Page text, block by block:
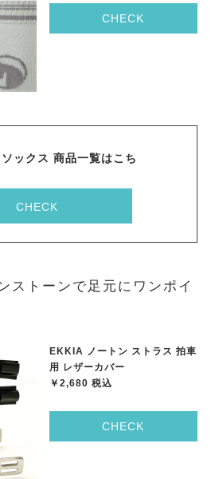
CHECK
ックス 商品一覧はこち
CHECK
ストーンで足元にワンポイ
EKKIA ノートン ストラス 拍車
用 レザーカバー
￥2,680 税込
CHECK